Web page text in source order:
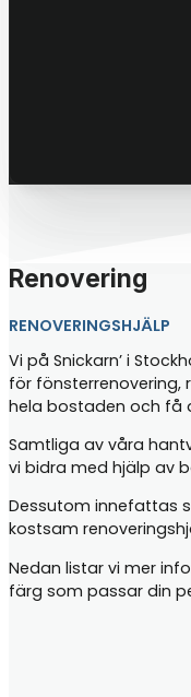
Renovering
RENOVERINGSHJÄLP
Vi på Snickarn’ i
för fönsterrenovering,
hela bostaden och få
Samtliga av våra
vi bidra med hjälp av
Dessutom innefattas
kostsam
Nedan listar vi mer
färg som passar din